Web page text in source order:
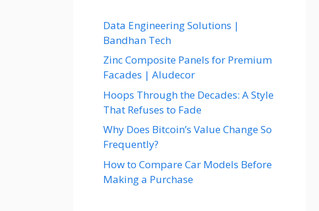
Data Engineering Solutions |
Bandhan Tech
Zinc Composite Panels for Premium
Facades | Aludecor
Hoops Through the Decades: A Style
That Refuses to Fade
Why Does Bitcoin’s Value Change So
Frequently?
How to Compare Car Models Before
Making a Purchase